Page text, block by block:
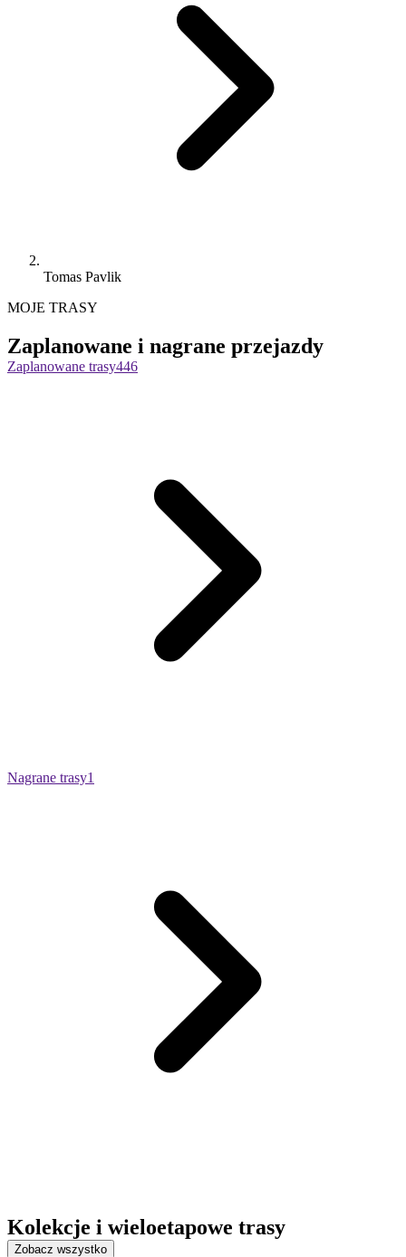
Tomas Pavlik
MOJE TRASY
Zaplanowane i nagrane przejazdy
Zaplanowane trasy446
Nagrane trasy1
Kolekcje i wieloetapowe trasy
Zobacz wszystko